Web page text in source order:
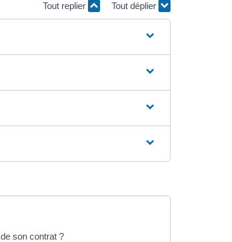
Tout replier Tout déplier
son contrat ?